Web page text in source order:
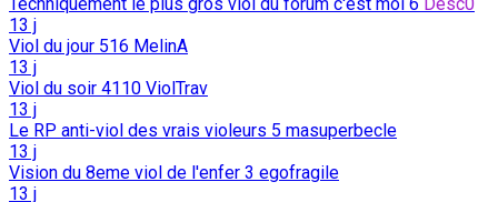
13 j
Viol du jour 516 MelinA
13 j
Viol du soir 4110 ViolTrav
13 j
Le RP anti-viol des vrais violeurs 5 masuperbecle
13 j
Vision du 8eme viol de l'enfer 3 egofragile
13 j